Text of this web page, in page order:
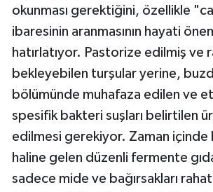
okunması gerektiğini, özellikle
ibaresinin aranmasının hayati önem
hatırlatıyor. Pastorize edilmiş ve
bekleyebilen turşular yerine,
bölümünde muhafaza edilen ve
spesifik bakteri suşları belirtilen
edilmesi gerekiyor. Zaman içinde
haline gelen düzenli fermente
sadece mide ve bağırsakları